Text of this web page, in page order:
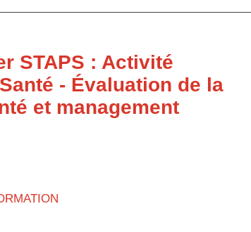
STAPS : Activité
- Évaluation de la
et management